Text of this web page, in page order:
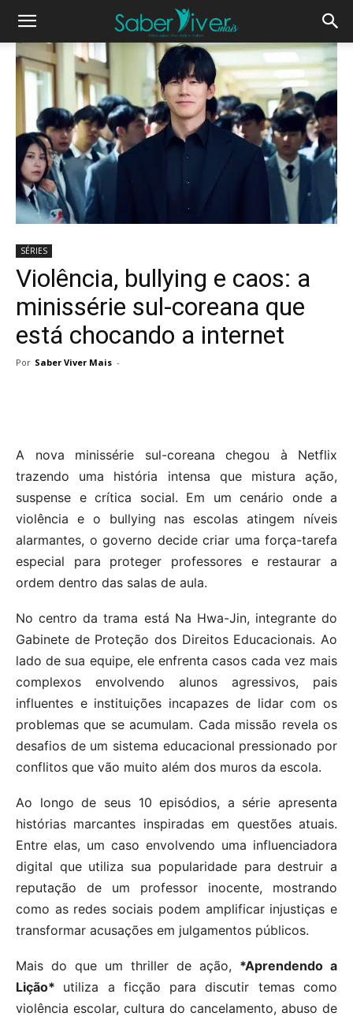
SÉRIES
Violência, bullying e caos: a
minissérie sul-coreana que
está chocando a internet
Por Saber Viver Mais -
A nova minissérie sul-coreana chegou à Netflix
trazendo uma história intensa que mistura ação,
suspense e crítica social. Em um cenário onde a
violência e o bullying nas escolas atingem níveis
alarmantes, o governo decide criar uma força-tarefa
especial para proteger professores e restaurar a
ordem dentro das salas de aula.
No centro da trama está Na Hwa-Jin, integrante do
Gabinete de Proteção dos Direitos Educacionais. Ao
lado de sua equipe, ele enfrenta casos cada vez mais
complexos envolvendo alunos agressivos, pais
influentes e instituições incapazes de lidar com os
problemas que se acumulam. Cada missão revela os
desafios de um sistema educacional pressionado por
conflitos que vão muito além dos muros da escola.
Ao longo de seus 10 episódios, a série apresenta
histórias marcantes inspiradas em questões atuais.
Entre elas, um caso envolvendo uma influenciadora
digital que utiliza sua popularidade para destruir a
reputação de um professor inocente, mostrando
como as redes sociais podem amplificar injustiças e
transformar acusações em julgamentos públicos.
Mais do que um thriller de ação, *Aprendendo a
Lição* utiliza a ficção para discutir temas como
violência escolar, cultura do cancelamento, abuso de